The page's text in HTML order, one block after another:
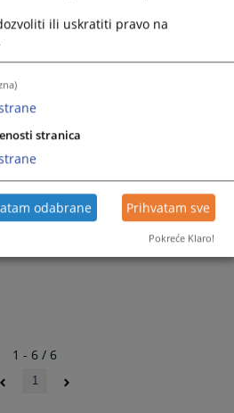
1 - 6 / 6
1
ili uskratiti pravo na
stranica
odabrane Prihvatam sve
Pokreće Klaro!